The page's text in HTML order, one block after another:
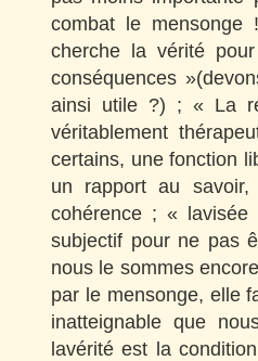
combat le
cherche la vérité
conséquences
ainsi utile ?) ; « La
véritablement
certains, une fonction
un rapport au savoir,
cohérence ; « lavisée
subjectif pour ne pas
nous le sommes
par le mensonge, elle
inatteignable que
lavérité est la